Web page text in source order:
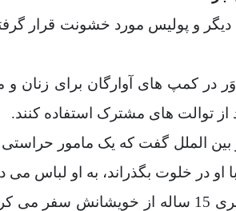
دیگر و پولیس مورد خشونت قرار
کمپ های آوارگان برای زنان
توالت های مشترک استفاده کنند.
عفو بین الملل گفت که یک مامور
در خلوت بگذراند، به او لباس می
ریم، یک دختر 20 ساله از سوریه که با پسری